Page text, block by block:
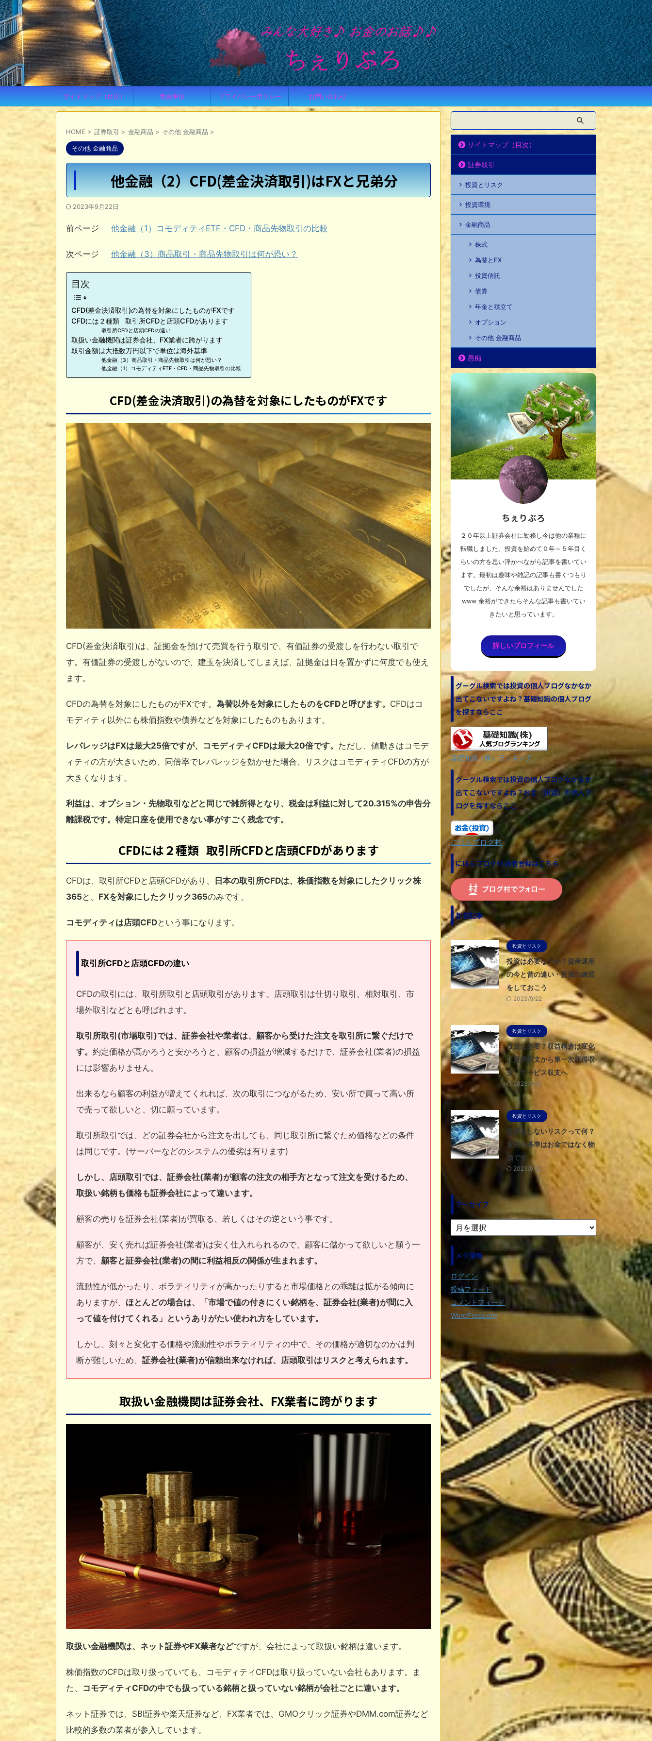
サイトマップ（目次） 免責事項 プライバシーポリシー お問い合わせ
HOME > 証券取引 > 金融商品 > その他 金融商品 >
その他 金融商品
他金融（2）CFD(差金決済取引)はFXと兄弟分
2023年9月22日
前ページ 他金融（1）コモディティETF・CFD・商品先物取引の比較
次ページ 他金融（3）商品取引・商品先物取引は何が恐い？
目次
CFD(差金決済取引)の為替を対象にしたものがFXです
CFDには２種類 取引所CFDと店頭CFDがあります
取引所CFDと店頭CFDの違い
取扱い金融機関は証券会社、FX業者に跨がります
取引金額は大抵数万円以下で単位は海外基準
他金融（3）商品取引・商品先物取引は何が恐い？
他金融（1）コモディティETF・CFD・商品先物取引の比較
CFD(差金決済取引)の為替を対象にしたものがFXです
CFD(差金決済取引)は、証拠金を預けて売買を行う取引で、有価証券の受渡しを行わない取引で
す。有価証券の受渡しがないので、建玉を決済してしまえば、証拠金は日を置かずに何度でも使え
ます。
CFDの為替を対象にしたものがFXです。 為替以外を対象にしたものをCFDと呼びます。 CFDはコ
モディティ以外にも株価指数や債券などを対象にしたものもあります。
レバレッジはFXは最大25倍ですが、コモディティCFDは最大20倍です。 ただし、値動きはコモデ
ィティの方が大きいため、同倍率でレバレッジを効かせた場合、リスクはコモディティCFDの方が
大きくなります。
利益は、オプション・先物取引などと同じで雑所得となり、税金は利益に対して20.315%の申告分
離課税です。特定口座を使用できない事がすごく残念です。
CFDには２種類 取引所CFDと店頭CFDがあります
CFDは、取引所CFDと店頭CFDがあり、
日本の取引所CFDは、株価指数を対象にしたクリック株
365 と、 FXを対象にしたクリック365のみです。
コモディティは店頭CFDという事になります。
取引所CFDと店頭CFDの違い
CFDの取引には、取引所取引と店頭取引があります。店頭取引は仕切り取引、相対取引、市
場外取引などとも呼ばれます。
取引所取引(市場取引)では、証券会社や業者は、顧客から受けた注文を取引所に繋ぐだけで
す。 約定価格が高かろうと安かろうと、顧客の損益が増減するだけで、証券会社(業者)の損益
には影響ありません。
出来るなら顧客の利益が増えてくれれば、次の取引につながるため、安い所で買って高い所
で売って欲しいと、切に願っています。
取引所取引では、どの証券会社から注文を出しても、同じ取引所に繋ぐため価格などの条件
は同じです。(サーバーなどのシステムの優劣は有ります)
しかし、店頭取引では、証券会社(業者)が顧客の注文の相手方となって注文を受けるため、
取扱い銘柄も価格も証券会社によって違います。
顧客の売りを証券会社(業者)が買取る、若しくはその逆という事です。
顧客が、安く売れば証券会社(業者)は安く仕入れられるので、顧客に儲かって欲しいと願う一
方で、 顧客と証券会社(業者)の間に利益相反の関係が生まれます。
流動性が低かったり、ボラティリティが高かったりすると市場価格との乖離は拡がる傾向に
ありますが、 ほとんどの場合は、「市場で値の付きにくい銘柄を、証券会社(業者)が間に入
って値を付けてくれる」というありがたい使われ方をしています。
しかし、刻々と変化する価格や流動性やボラティリティの中で、その価格が適切なのかは判
断が難しいため、 証券会社(業者)が信頼出来なければ、店頭取引はリスクと考えられます。
取扱い金融機関は証券会社、FX業者に跨がります
取扱い金融機関は、ネット証券やFX業者などですが、会社によって取扱い銘柄は違います。
株価指数のCFDは取り扱っていても、コモディティCFDは取り扱っていない会社もあります。ま
た、 コモディティCFDの中でも扱っている銘柄と扱っていない銘柄が会社ごとに違います。
ネット証券では、SBI証券や楽天証券など、FX業者では、GMOクリック証券やDMM.com証券など
比較的多数の業者が参入しています。
サイトマップ（目次）
証券取引
投資とリスク
投資環境
金融商品
株式
為替とFX
投資信託
債券
年金と積立て
オプション
その他 金融商品
愚痴
ちぇりぶろ
２０年以上証券会社に勤務し今は他の業種に
転職しました。投資を始めて０年～５年目く
らいの方を思い浮かべながら記事を書いてい
ます。最初は趣味や雑記の記事も書くつもり
でしたが、そんな余裕はありませんでした
www 余裕ができたらそんな記事も書いてい
きたいと思っています。
詳しいプロフィール
グーグル検索では投資の個人ブログなかなか
出てこないですよね？基礎知識の個人ブログ
を探すならここ
基礎知識（株）ランキング
グーグル検索では投資の個人ブログなかなか
出てこないですよね？お金（投資）の個人ブ
ログを探すならここ
にほんブログ村
にほんブログ村 読者登録はこちら
新着記事
投資とリスク
投資は必要なのか？資産運用
の今と昔の違い・投資の練習
をしておこう
2023/9/22
投資とリスク
投資は必要？収益構造は変化
し貿易収支から第一次所得収
支・サービス収支へ
2023/9/22
投資とリスク
投資をしないリスクって何？
資産の基準はお金ではなく物
価です
2023/9/22
アーカイブ
メタ情報
ログイン
投稿フィード
コメントフィード
WordPress.org